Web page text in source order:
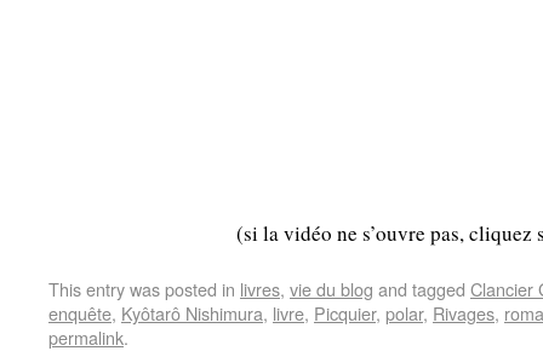
(si la vidéo ne s’ouvre pas, cliquez
This entry was posted in livres, vie du blog and tagged Clancier
enquête, Kyôtarô Nishimura, livre, Picquier, polar, Rivages,
permalink.